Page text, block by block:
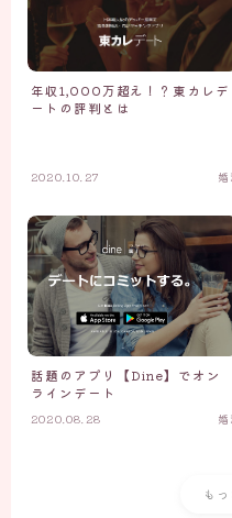
年収1,000万超え！？東カレデ
ートの評判とは
2020.10.27 婚
話題のアプリ【Dine】でオン
ラインデート
2020.08.28 婚
も